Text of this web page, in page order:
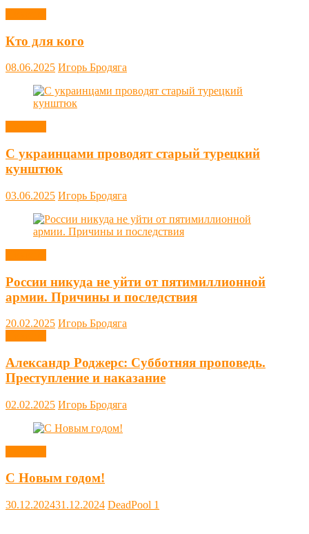
Кто для кого
08.06.2025 Игорь Бродяга
С украинцами проводят старый турецкий
кунштюк
03.06.2025 Игорь Бродяга
России никуда не уйти от пятимиллионной
армии. Причины и последствия
20.02.2025 Игорь Бродяга
Александр Роджерс: Субботняя проповедь.
Преступление и наказание
02.02.2025 Игорь Бродяга
С Новым годом!
30.12.202431.12.2024 DeadPool 1